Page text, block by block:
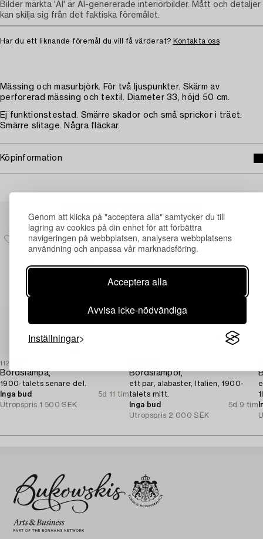
Genom att klicka på "acceptera alla" samtycker du till
lagring av cookies på din enhet för att förbättra
navigeringen på webbplatsen, analysera webbplatsens
användning och anpassa vår marknadsföring.
Acceptera alla
Avvisa icke-nödvändiga
Inställningar
Har du ett liknande föremål du vill få värderat? Kontakta oss
Mässing och masurbjörk. För två ljuspunkter. Skärm av
perforerad mässing och textil. Diameter 33, höjd 50 cm.
Ej funktionstestad. Smärre skador och små sprickor i träet.
Smärre slitage. Några fläckar.
Köpinformation
Bilder märkta 'AI' är AI-genererade interiörbilder. Mått och detaljer
kan skilja sig från det faktiska föremålet.
1129427
Bordslampa,
1900-talets senare del.
Inga bud
5d 11 tim
Utropspris 1 500 SEK
Bordslampor,
ett par, alabaster, Italien, 1900-
talets mitt.
Inga bud
5d 9 tim
Utropspris 2 000 SEK